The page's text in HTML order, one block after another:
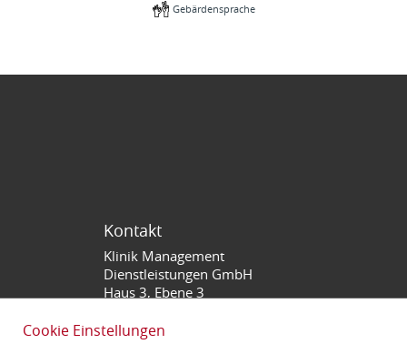
Gebärdensprache
Kontakt
Klinik Management
Dienstleistungen GmbH
Haus 3, Ebene 3
68167 Mannheim
Cookie Einstellungen